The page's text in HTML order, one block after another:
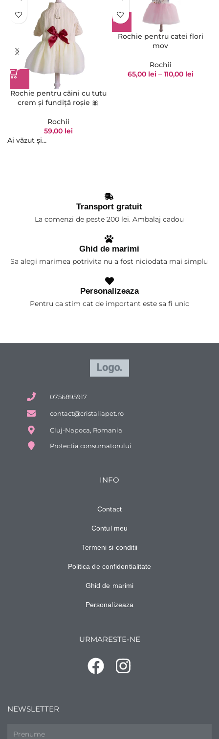
Rochie pentru câini cu tutu
crem și fundiță roșie 🎀
Rochii
59,00 lei
Rochie pentru catei flori
mov
Rochii
65,00 lei – 110,00 lei
Ai văzut și...
Transport gratuit
La comenzi de peste 200 lei. Ambalaj cadou
Ghid de marimi
Sa alegi marimea potrivita nu a fost niciodata mai simplu
Personalizeaza
Pentru ca stim cat de important este sa fi unic
0756895917
contact@cristaliapet.ro
Cluj-Napoca, Romania
Protectia consumatorului
INFO
Contact
Contul meu
Termeni si conditii
Politica de confidentialitate
Ghid de marimi
Personalizeaza
URMARESTE-NE
NEWSLETTER